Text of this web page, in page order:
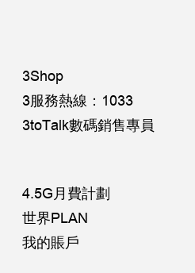
3Shop
3服務熱線：1033
3toTalk數碼銷售專員
4.5G月費計劃
世界PLAN
我的賬戶